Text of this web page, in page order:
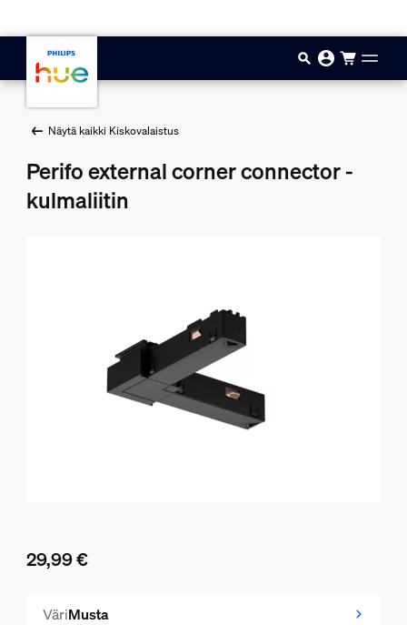
Näytä kaikki Kiskovalaistus
Perifo external corner connector -
kulmaliitin
29,99 €
VäriMusta